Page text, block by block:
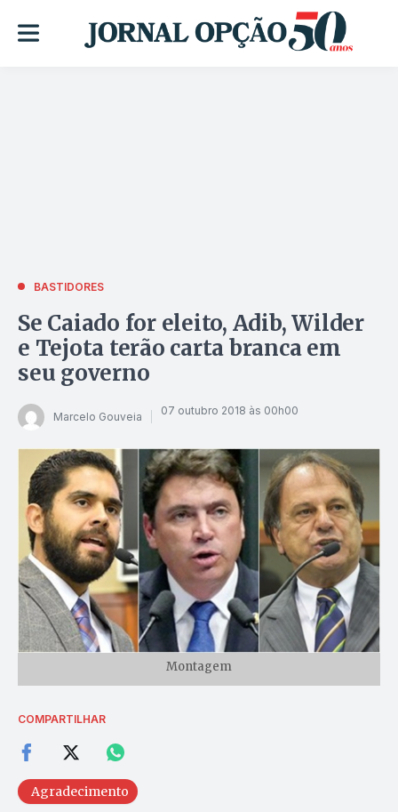
BASTIDORES
Se Caiado for eleito, Adib, Wilder
e Tejota terão carta branca em
seu governo
Marcelo Gouveia 07 outubro 2018 às 00h00
Montagem
COMPARTILHAR
Agradecimento